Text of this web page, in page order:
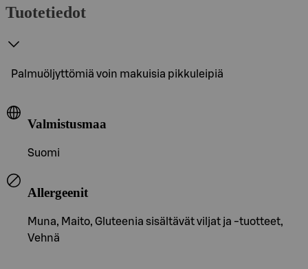
Tuotetiedot
Palmuöljyttömiä voin makuisia pikkuleipiä
Valmistusmaa
Suomi
Allergeenit
Muna, Maito, Gluteenia sisältävät viljat ja -tuotteet,
Vehnä